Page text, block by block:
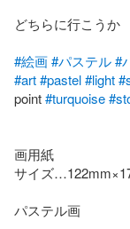
どちらに行こうか
#絵画#パステル#
#art#pastel#light
point #turquoise
画用紙
サイズ
パステル画